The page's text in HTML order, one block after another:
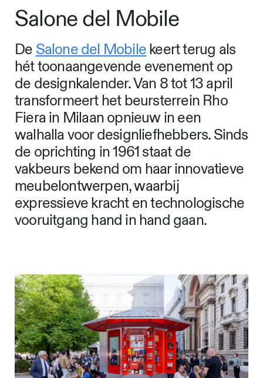
Salone del Mobile
De Salone del Mobilekeert terug als
hét toonaangevende evenement op
de designkalender. Van 8 tot 13 april
transformeert het beursterrein Rho
Fiera in Milaan opnieuw in een
walhalla voor designliefhebbers. Sinds
de oprichting in 1961 staat de
vakbeurs bekend om haar innovatieve
meubelontwerpen, waarbij
expressieve kracht en technologische
vooruitgang hand in hand gaan.